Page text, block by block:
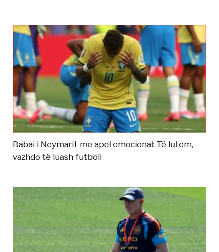
Babai i Neymarit me apel emocional: Të lutem,
vazhdo të luash futboll